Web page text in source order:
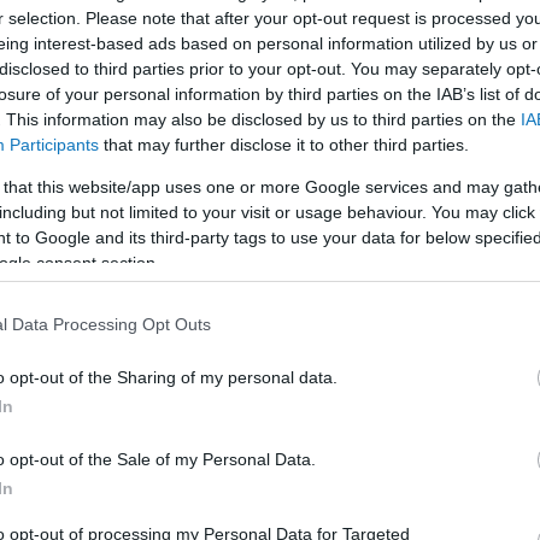
selection. Please note that after your opt-out request is processed
interest-based ads based on personal information utilized by us
to third parties prior to your opt-out. You may separately
of your personal information by third parties on the IAB’s list of
This information may also be disclosed by us to third parties on the
Participants that may further disclose it to other third parties.
that this website/app uses one or more Google services and may
but not limited to your visit or usage behaviour. You may
to Google and its third-party tags to use your data for below
consent section.
Data Processing Opt Outs
opt-out of the Sharing of my personal data.
opt-out of the Sale of my Personal Data.
opt-out of processing my Personal Data for Targeted
LEGFRISSEBB
Irak nagy dobása: új kereskedelmi út a világ
A közlekedés mérföldkövei